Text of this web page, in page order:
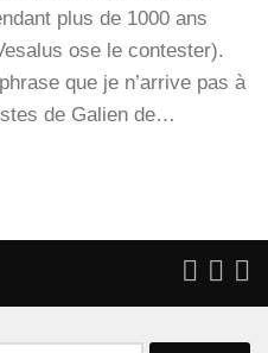
plus de 1000 ans
ose le contes­ter).
que je n’ar­rive pas à
de Galien de…